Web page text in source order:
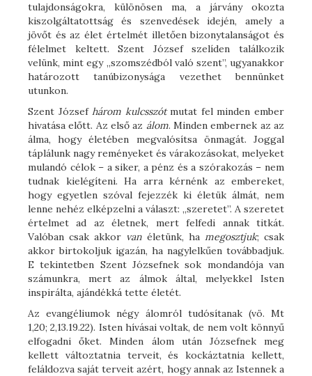
tulajdonságokra, különösen ma, a járvány okozta
kiszolgáltatottság és szenvedések idején, amely a
jövőt és az élet értelmét illetően bizonytalanságot és
félelmet keltett. Szent József szelíden találkozik
velünk, mint egy „szomszédból való szent”, ugyanakkor
határozott tanúbizonysága vezethet bennünket
utunkon.
Szent Józsefhárom kulcsszótmutat fel minden ember
hivatása előtt. Az első az álom. Minden embernek az az
álma, hogy életében megvalósítsa önmagát. Joggal
táplálunk nagy reményeket és várakozásokat, melyeket
mulandó célok – a siker, a pénz és a szórakozás – nem
tudnak kielégíteni. Ha arra kérnénk az embereket,
hogy egyetlen szóval fejezzék ki életük álmát, nem
lenne nehéz elképzelni a választ: „szeretet”. A szeretet
értelmet ad az életnek, mert felfedi annak titkát.
Valóban csak akkor vanéletünk, ha megosztjuk; csak
akkor birtokoljuk igazán, ha nagylelkűen továbbadjuk.
E tekintetben Szent Józsefnek sok mondandója van
számunkra, mert az álmok által, melyekkel Isten
inspirálta, ajándékká tette életét.
Az evangéliumok négy álomról tudósítanak (vö. Mt
1,20; 2,13.19.22). Isten hívásai voltak, de nem volt könnyű
elfogadni őket. Minden álom után Józsefnek meg
kellett változtatnia terveit, és kockáztatnia kellett,
feláldozva saját terveit azért, hogy annak az Istennek a